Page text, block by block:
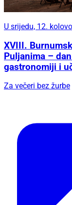
U srijedu, 12.
XVIII.
Puljanima –
gastronomiji i
Za večeri bez žurbe